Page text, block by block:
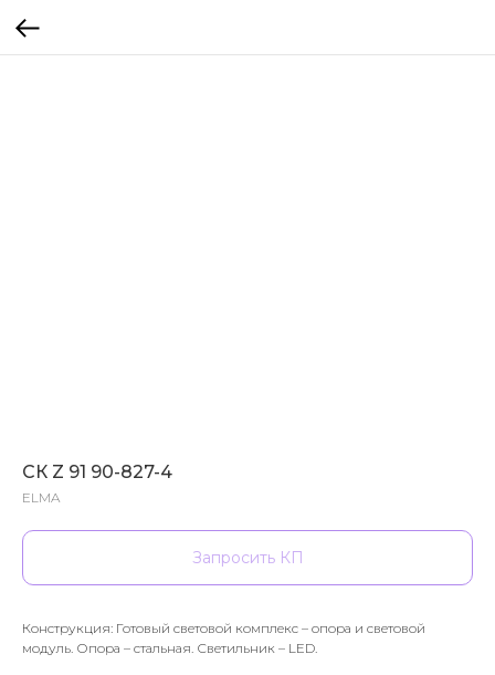
СК Z 91 90-827-4
ELMA
Запросить КП
Конструкция: Готовый световой комплекс – опора и световой
модуль. Опора – стальная. Светильник – LED.